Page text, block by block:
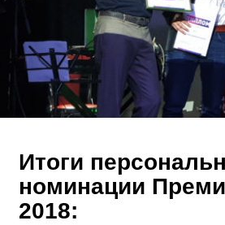
Итоги
номинации
2018: